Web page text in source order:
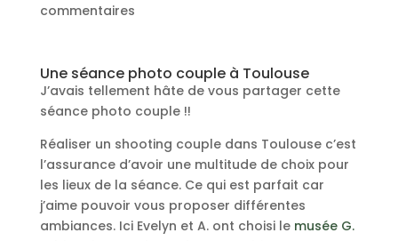
commentaires
Une séance photo couple à Toulouse
J’avais tellement hâte de vous partager cette
séance photo couple !!
Réaliser un shooting couple dans Toulouse c’est
l’assurance d’avoir une multitude de choix pour
les lieux de la séance. Ce qui est parfait car
j’aime pouvoir vous proposer différentes
ambiances. Ici Evelyn et A. ont choisi le musée G.